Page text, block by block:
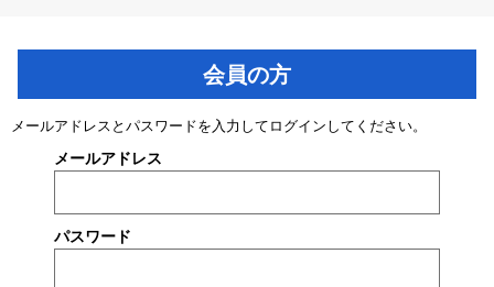
会員の方
メールアドレスとパスワードを入力してログインしてください。
メールアドレス
パスワード